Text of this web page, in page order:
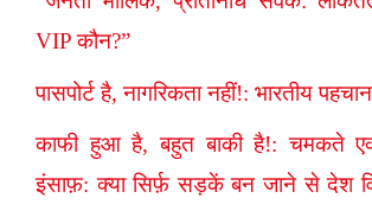
VIP कौन?”
पासपोर्ट है, नागरिकता नहीं!: भारतीय
काफी हुआ है, बहुत बाकी है!: चमकते
इंसाफ़: क्या सिर्फ़ सड़कें बन जाने से देश